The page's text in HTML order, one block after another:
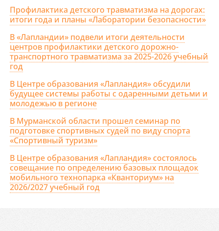
Профилактика детского травматизма на дорогах:
итоги года и планы «Лаборатории безопасности»
В «Лапландии» подвели итоги деятельности
центров профилактики детского дорожно-
транспортного травматизма за 2025-2026 учебный
год
В Центре образования «Лапландия» обсудили
будущее системы работы с одаренными детьми и
молодежью в регионе
В Мурманской области прошел семинар по
подготовке спортивных судей по виду спорта
«Спортивный туризм»
В Центре образования «Лапландия» состоялось
совещание по определению базовых площадок
мобильного технопарка «Кванториум» на
2026/2027 учебный год